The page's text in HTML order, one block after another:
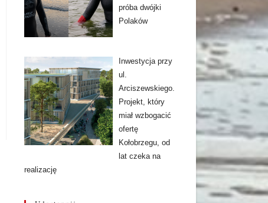
próba dwójki
Polaków
Inwestycja przy
ul.
Arciszewskiego.
Projekt, który
miał wzbogacić
ofertę
Kołobrzegu, od
lat czeka na
realizację